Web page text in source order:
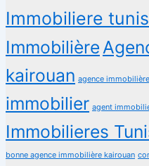
Immobiliere
Immobilière
kairouan agence
immobilier agent
Immobilieres
bonne agence immobilière kairouan